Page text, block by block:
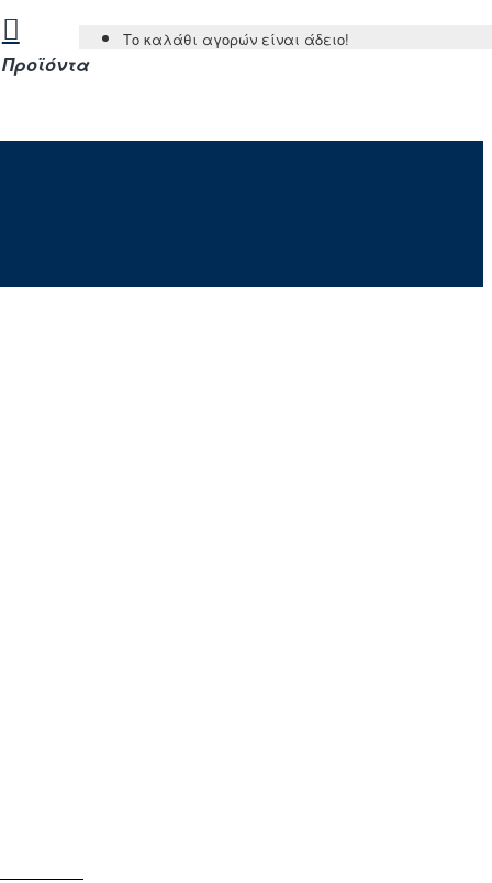
Προϊόντα
Το καλάθι αγορών είναι άδειο!